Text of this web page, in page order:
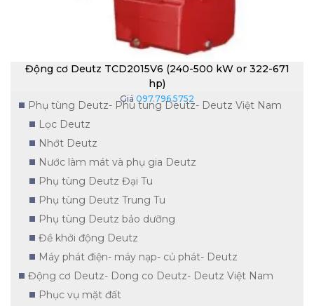
Động cơ Deutz TCD2015V6 (240-500 kW or 322-671
hp)
Giá 097.796.5752
Phụ tùng Deutz- Phu tung Deutz- Deutz Việt Nam
Lọc Deutz
Nhớt Deutz
Nước làm mát và phụ gia Deutz
Phụ tùng Deutz Đại Tu
Phụ tùng Deutz Trung Tu
Phụ tùng Deutz bảo dưỡng
Đề khởi động Deutz
Máy phát điện- máy nạp- củ phát- Deutz
Động cơ Deutz- Dong co Deutz- Deutz Việt Nam
Phục vụ mặt đất